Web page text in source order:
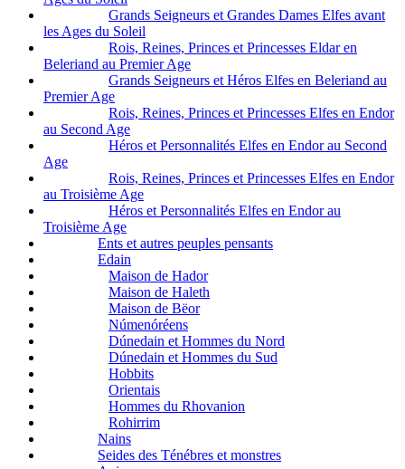
Grands Seigneurs et Grandes Dames Elfes avant
les Ages du Soleil
Rois, Reines, Princes et Princesses Eldar en
Beleriand au Premier Age
Grands Seigneurs et Héros Elfes en Beleriand au
Premier Age
Rois, Reines, Princes et Princesses Elfes en Endor
au Second Age
Héros et Personnalités Elfes en Endor au Second
Age
Rois, Reines, Princes et Princesses Elfes en Endor
au Troisième Age
Héros et Personnalités Elfes en Endor au
Troisième Age
Ents et autres peuples pensants
Edain
Maison de Hador
Maison de Haleth
Maison de Bëor
Númenóréens
Dúnedain et Hommes du Nord
Dúnedain et Hommes du Sud
Hobbits
Orientais
Hommes du Rhovanion
Rohirrim
Nains
Seides des Ténébres et monstres